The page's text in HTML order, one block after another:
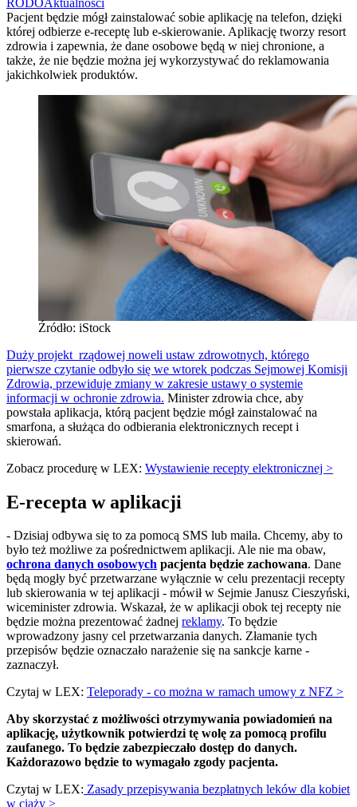
RODOAktualności
Pacjent będzie mógł zainstalować sobie aplikację na telefon, dzięki
której odbierze e-receptę lub e-skierowanie. Aplikację tworzy resort
zdrowia i zapewnia, że dane osobowe będą w niej chronione, a
także, że nie będzie można jej wykorzystywać do reklamowania
jakichkolwiek produktów.
Źródło: iStock
Duży projekt rządowej noweli ustaw zdrowotnych, którego
pierwsze czytanie odbyło się we wtorek podczas Sejmowej Komisji
Zdrowia, przewiduje zmiany w zakresie ustawy o systemie
informacji w ochronie zdrowia. Minister zdrowia chce, aby
powstała aplikacja, którą pacjent będzie mógł zainstalować na
smarfona, a służąca do odbierania elektronicznych recept i
skierowań.
Zobacz procedurę w LEX: Wystawienie recepty elektronicznej >
E-recepta w aplikacji
- Dzisiaj odbywa się to za pomocą SMS lub maila. Chcemy, aby to
było też możliwe za pośrednictwem aplikacji. Ale nie ma obaw,
ochrona danych osobowych pacjenta będzie zachowana. Dane
będą mogły być przetwarzane wyłącznie w celu prezentacji recepty
lub skierowania w tej aplikacji - mówił w Sejmie Janusz Cieszyński,
wiceminister zdrowia. Wskazał, że w aplikacji obok tej recepty nie
będzie można prezentować żadnej reklamy. To będzie
wprowadzony jasny cel przetwarzania danych. Złamanie tych
przepisów będzie oznaczało narażenie się na sankcje karne -
zaznaczył.
Czytaj w LEX: Teleporady - co można w ramach umowy z NFZ >
Aby skorzystać z możliwości otrzymywania powiadomień na
aplikację, użytkownik potwierdzi tę wolę za pomocą profilu
zaufanego. To będzie zabezpieczało dostęp do danych.
Każdorazowo będzie to wymagało zgody pacjenta.
Czytaj w LEX: Zasady przepisywania bezpłatnych leków dla kobiet
w ciąży >